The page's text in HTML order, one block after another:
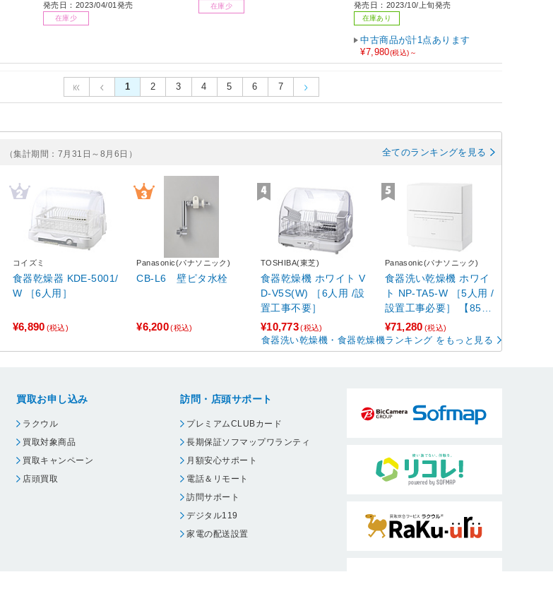
発売日：2023/04/01発売
在庫少
在庫少 発売日：2023/10/上旬発売
在庫あり
中古商品が計1点あります
¥7,980(税込)～
1 2 3 4 5 6 7
（集計期間：7月31日～8月6日） 全てのランキングを見る
コイズミ
食器乾燥器 KDE-5001/
W ［6人用］
¥6,890 (税込)
Panasonic(パナソニック)
CB-L6 壁ピタ水栓
¥6,200(税込)
TOSHIBA(東芝)
食器乾燥機 ホワイト V
D-V5S(W) ［6人用 /設
置工事不要］
¥10,773(税込)
Panasonic(パナソニック)
食器洗い乾燥機 ホワイ
ト NP-TA5-W ［5人用 /
設置工事必要］ 【85
2】
¥71,280 (税込)
食器洗い乾燥機・食器乾燥機ランキング をもっと見る
買取お申し込み
ラクウル
買取対象商品
買取キャンペーン
店頭買取
訪問・店頭サポート
プレミアムCLUBカード
長期保証ソフマップワランティ
月額安心サポート
電話＆リモート
訪問サポート
デジタル119
家電の配送設置